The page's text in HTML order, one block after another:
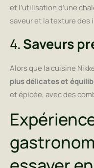
et l’utilisation d’une
saveur et la texture des
4. Saveurs
Alors que la cuisine
plus délicates et
et épicée, avec des